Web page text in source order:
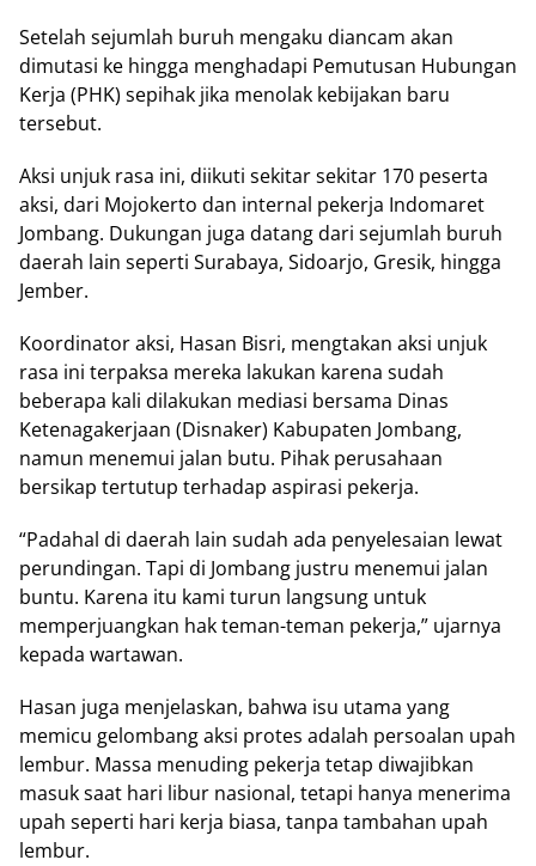
Setelah sejumlah buruh mengaku diancam akan
dimutasi ke hingga menghadapi Pemutusan Hubungan
Kerja (PHK) sepihak jika menolak kebijakan baru
tersebut.
Aksi unjuk rasa ini, diikuti sekitar sekitar 170 peserta
aksi, dari Mojokerto dan internal pekerja Indomaret
Jombang. Dukungan juga datang dari sejumlah buruh
daerah lain seperti Surabaya, Sidoarjo, Gresik, hingga
Jember.
Koordinator aksi, Hasan Bisri, mengtakan aksi unjuk
rasa ini terpaksa mereka lakukan karena sudah
beberapa kali dilakukan mediasi bersama Dinas
Ketenagakerjaan (Disnaker) Kabupaten Jombang,
namun menemui jalan butu. Pihak perusahaan
bersikap tertutup terhadap aspirasi pekerja.
“Padahal di daerah lain sudah ada penyelesaian lewat
perundingan. Tapi di Jombang justru menemui jalan
buntu. Karena itu kami turun langsung untuk
memperjuangkan hak teman-teman pekerja,” ujarnya
kepada wartawan.
Hasan juga menjelaskan, bahwa isu utama yang
memicu gelombang aksi protes adalah persoalan upah
lembur. Massa menuding pekerja tetap diwajibkan
masuk saat hari libur nasional, tetapi hanya menerima
upah seperti hari kerja biasa, tanpa tambahan upah
lembur.